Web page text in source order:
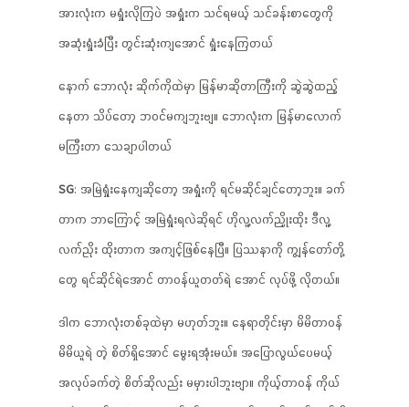
အားလုံးက မရှုံးလိုကြပဲ အရှုံးက သင်ရမယ့် သင်ခန်းစာတွေကို
အဆုံးရှုံးခံပြီး တွင်းဆုံးကျအောင် ရှုံးနေကြတယ်
နောက် ဘောလုံး ဆိုက်ကိုထဲမှာ မြန်မာဆိုတာကြီးကို ဆွဲဆွဲထည့်
နေတာ သိပ်တော့ ဘဝင်မကျဘူးဗျ။ ဘောလုံးက မြန်မာလောက်
မကြီးတာ သေချာပါတယ်
SG: အမြဲရှုံးနေကျဆိုတော့ အရှုံးကို ရင်မဆိုင်ချင်တော့ဘူး။ ခက်
တာက ဘာကြောင့် အမြဲရှုံးရလဲဆိုရင် ဟိုလူ့လက်ညှိုးထိုး ဒီလူ့
လက်ညိုး ထိုးတာက အကျင့်ဖြစ်နေပြီ။ ပြဿနာကို ကျွန်တော်တို့
တွေ ရင်ဆိုင်ရဲအောင် တာဝန်ယူတတ်ရဲ အောင် လုပ်ဖို့ လိုတယ်။
ဒါက ဘောလုံးတစ်ခုထဲမှာ မဟုတ်ဘူး။ နေရာတိုင်းမှာ မိမိတာဝန်
မိမိယူရဲ တဲ့ စိတ်ရှိအောင် မွေးရအုံးမယ်။ အပြောလွယ်ပေမယ့်
အလုပ်ခက်တဲ့ စိတ်ဆိုလည်း မမှားပါဘူးဗျာ။ ကိုယ့်တာဝန် ကိုယ်